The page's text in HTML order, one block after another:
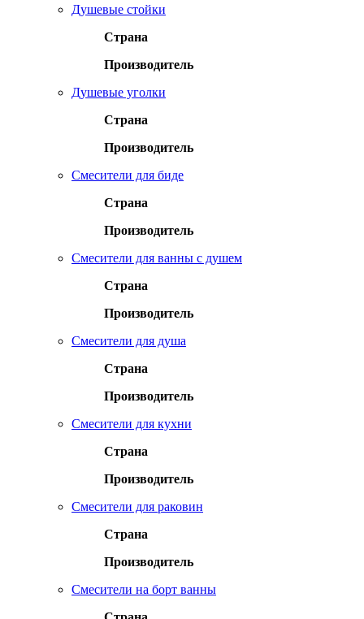
Душевые стойки
Страна
Производитель
Душевые уголки
Страна
Производитель
Смесители для биде
Страна
Производитель
Смесители для ванны с душем
Страна
Производитель
Смесители для душа
Страна
Производитель
Смесители для кухни
Страна
Производитель
Смесители для раковин
Страна
Производитель
Смесители на борт ванны